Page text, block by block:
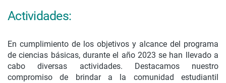
Actividades:
En cumplimiento de los objetivos y alcance del programa
de ciencias básicas, durante el año 2023 se han llevado a
cabo diversas actividades. Destacamos nuestro
compromiso de brindar a la comunidad estudiantil